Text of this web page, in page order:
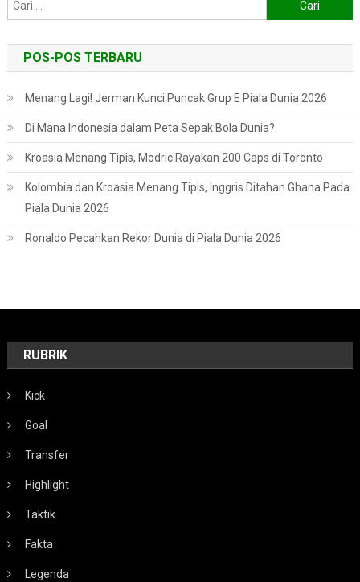
untuk:
POS-POS TERBARU
Menang Lagi! Jerman Kunci Puncak Grup E Piala Dunia 2026
Di Mana Indonesia dalam Peta Sepak Bola Dunia?
Kroasia Menang Tipis, Modric Rayakan 200 Caps di Toronto
Kolombia dan Kroasia Menang Tipis, Inggris Ditahan Ghana Pada
Piala Dunia 2026
Ronaldo Pecahkan Rekor Dunia di Piala Dunia 2026
RUBRIK
Kick
Goal
Transfer
Highlight
Taktik
Fakta
Legenda